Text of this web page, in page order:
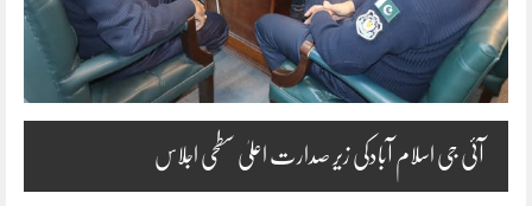
آئی جی اسلام آبادکی زیر صدارت اعلیٰ سطحی اجلاس